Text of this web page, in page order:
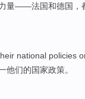
量——法国和德国 ，
national policies
他们的国家政策。